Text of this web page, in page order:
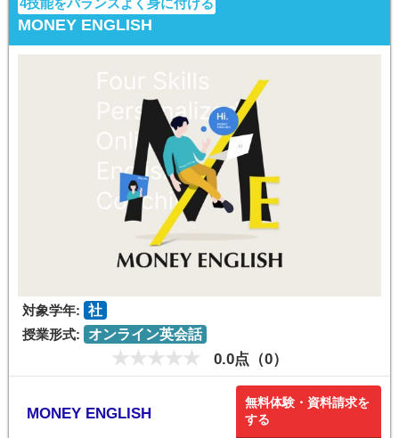
4技能をバランスよく身に付ける
MONEY ENGLISH
対象学年: 社
授業形式:
オンライン英会話
0.0点（0）
MONEY ENGLISH
無料体験・資料請求を
する